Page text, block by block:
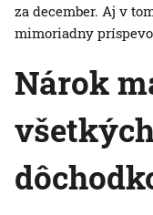
za december. Aj v
mimoriadny
Nárok